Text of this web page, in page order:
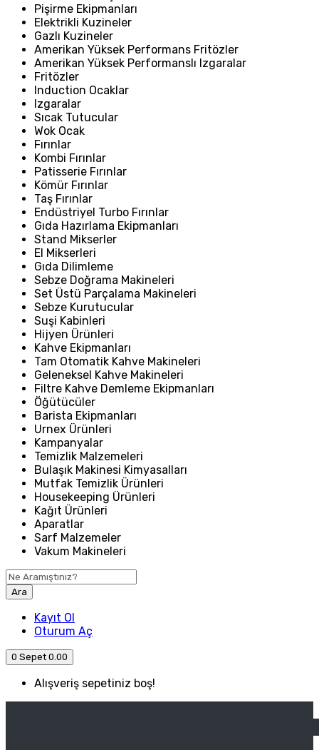
Pişirme Ekipmanları
Elektrikli Kuzineler
Gazlı Kuzineler
Amerikan Yüksek Performans Fritözler
Amerikan Yüksek Performanslı Izgaralar
Fritözler
Induction Ocaklar
Izgaralar
Sıcak Tutucular
Wok Ocak
Fırınlar
Kombi Fırınlar
Patisserie Fırınlar
Kömür Fırınlar
Taş Fırınlar
Endüstriyel Turbo Fırınlar
Gıda Hazırlama Ekipmanları
Stand Mikserler
El Mikserleri
Gıda Dilimleme
Sebze Doğrama Makineleri
Set Üstü Parçalama Makineleri
Sebze Kurutucular
Suşi Kabinleri
Hijyen Ürünleri
Kahve Ekipmanları
Tam Otomatik Kahve Makineleri
Geleneksel Kahve Makineleri
Filtre Kahve Demleme Ekipmanları
Öğütücüler
Barista Ekipmanları
Urnex Ürünleri
Kampanyalar
Temizlik Malzemeleri
Bulaşık Makinesi Kimyasalları
Mutfak Temizlik Ürünleri
Housekeeping Ürünleri
Kağıt Ürünleri
Aparatlar
Sarf Malzemeler
Vakum Makineleri
Ara
Kayıt Ol
Oturum Aç
0 Sepet 0.00
Alışveriş sepetiniz boş!